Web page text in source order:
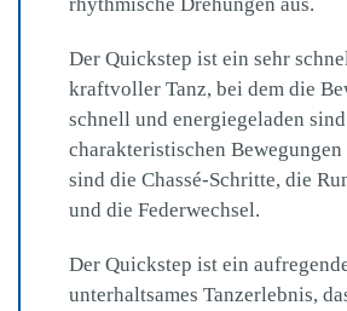
Der Quickstep ist ein sehr
kraftvoller Tanz, bei dem die
schnell und energiegeladen
charakteristischen Bewegungen
sind die Chassé-Schritte, die
und die Federwechsel.
Der Quickstep ist ein
unterhaltsames Tanzerlebnis,